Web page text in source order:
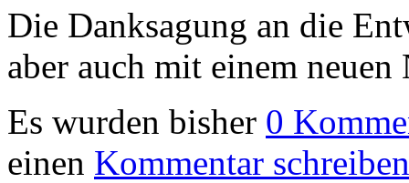
Die Danksagung an die
aber auch mit einem
Es wurden bisher 0
einen Kommentar schreiben